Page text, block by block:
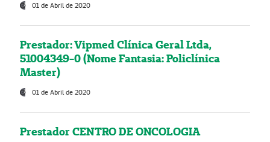
01 de Abril de 2020
Prestador: Vipmed Clínica Geral Ltda,
51004349-0 (Nome Fantasia: Policlínica
Master)
01 de Abril de 2020
Prestador CENTRO DE ONCOLOGIA